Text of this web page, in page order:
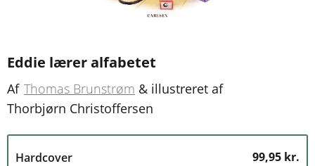
Eddie lærer alfabetet
Af Thomas Brunstrøm & illustreret af
Thorbjørn Christoffersen
Hardcover 99,95 kr.